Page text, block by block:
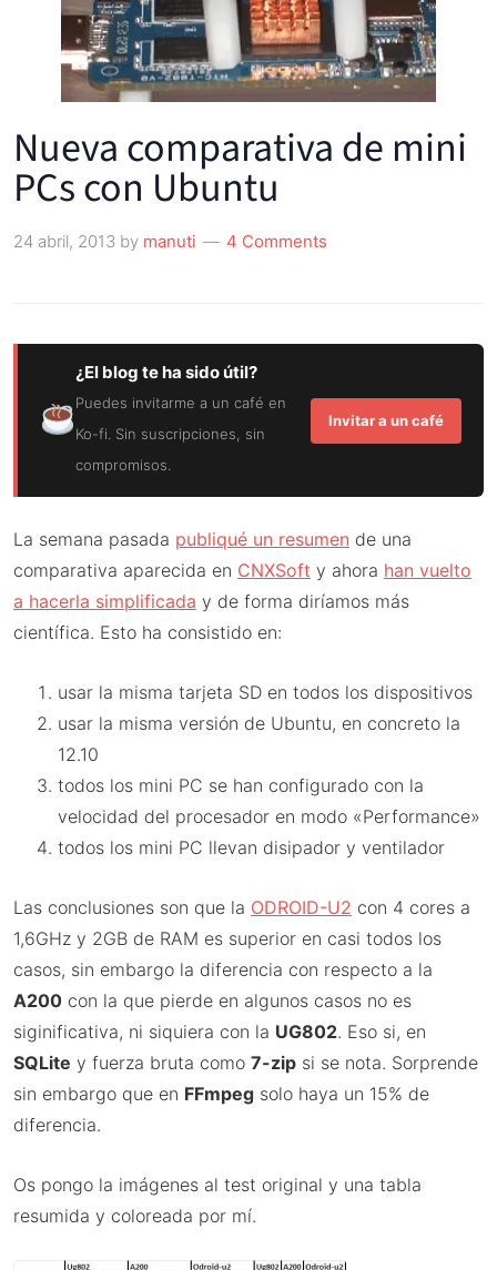
Nueva comparativa de mini
PCs con Ubuntu
24 abril, 2013 by manuti 4 Comments
¿El blog te ha sido útil?
Puedes invitarme a un café en
Ko-fi. Sin suscripciones, sin
compromisos.
Invitar a un café
La semana pasada publiqué un resumen de una
comparativa aparecida en CNXSoft y ahora han vuelto
a hacerla simplificada y de forma diríamos más
científica. Esto ha consistido en:
usar la misma tarjeta SD en todos los dispositivos
usar la misma versión de Ubuntu, en concreto la
12.10
todos los mini PC se han configurado con la
velocidad del procesador en modo «Performance»
todos los mini PC llevan disipador y ventilador
Las conclusiones son que la ODROID-U2 con 4 cores a
1,6GHz y 2GB de RAM es superior en casi todos los
casos, sin embargo la diferencia con respecto a la
A200 con la que pierde en algunos casos no es
siginificativa, ni siquiera con la UG802. Eso si, en
SQLite y fuerza bruta como 7-zip si se nota. Sorprende
sin embargo que en FFmpeg solo haya un 15% de
diferencia.
Os pongo la imágenes al test original y una tabla
resumida y coloreada por mí.